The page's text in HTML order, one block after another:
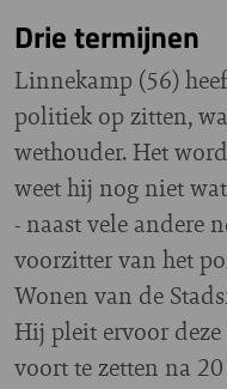
Drie termijnen
Linnekamp (56)
politiek op zitten,
wethouder. Het
weet hij nog niet
- naast vele andere
voorzitter van het
Wonen van de
Hij pleit ervoor
voort te zetten na